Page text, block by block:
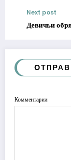
Next post
Девичьи
Комментарии